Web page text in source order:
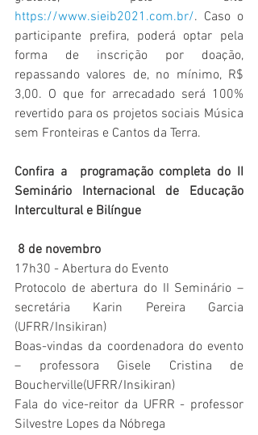
https://www.sieib2021.com.br/. Caso o
participante prefira, poderá optar pela
forma de inscrição por doação,
repassando valores de, no mínimo, R$
3,00. O que for arrecadado será 100%
revertido para os projetos sociais Música
sem Fronteiras e Cantos da Terra.
Confira a  programação completa do II
Seminário Internacional de Educação
Intercultural e Bilíngue
8 de novembro
17h30 - Abertura do Evento
Protocolo de abertura do II Seminário –
secretária Karin Pereira Garcia
(UFRR/Insikiran)
Boas-vindas da coordenadora do evento
– professora Gisele Cristina de
Boucherville(UFRR/Insikiran)
Fala do vice-reitor da UFRR - professor
Silvestre Lopes da Nóbrega